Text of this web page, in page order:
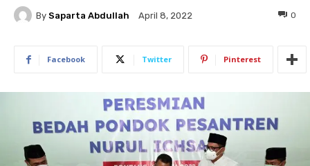
By Saparta Abdullah April 8, 2022 0
Facebook Twitter Pinterest